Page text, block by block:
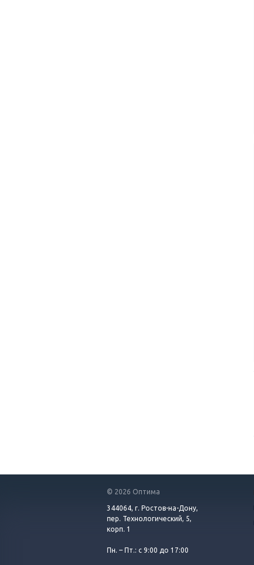
© 2026 Оптима
344064, г. Ростов-на-Дону,
пер. Технологический, 5,
корп. 1
Пн. – Пт.: с 9:00 до 17:00